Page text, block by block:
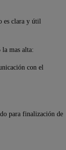
es clara y útil
mas alta:
con el
para finalización de